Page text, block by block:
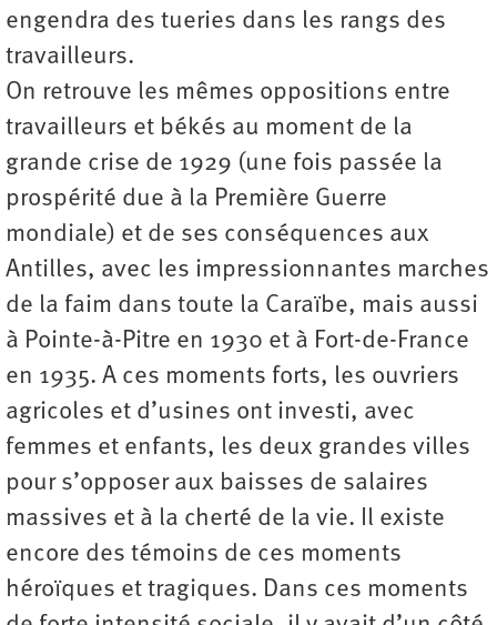
engendra des tueries dans les rangs des
travailleurs.
On retrouve les mêmes oppositions entre
travailleurs et békés au moment de la
grande crise de 1929 (une fois passée la
prospérité due à la Première Guerre
mondiale) et de ses conséquences aux
Antilles, avec les impressionnantes marches
de la faim dans toute la Caraïbe, mais aussi
à Pointe-à-Pitre en 1930 et à Fort-de-France
en 1935. A ces moments forts, les ouvriers
agricoles et d’usines ont investi, avec
femmes et enfants, les deux grandes villes
pour s’opposer aux baisses de salaires
massives et à la cherté de la vie. Il existe
encore des témoins de ces moments
héroïques et tragiques. Dans ces moments